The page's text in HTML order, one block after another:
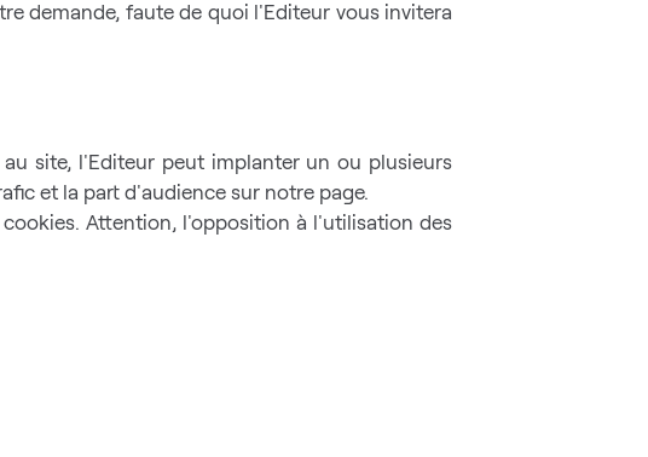
demande, faute de quoi l'Editeur vous invitera
site, l'Editeur peut implanter un ou plusieurs
et la part d'audience sur notre page.
Attention, l'opposition à l'utilisation des